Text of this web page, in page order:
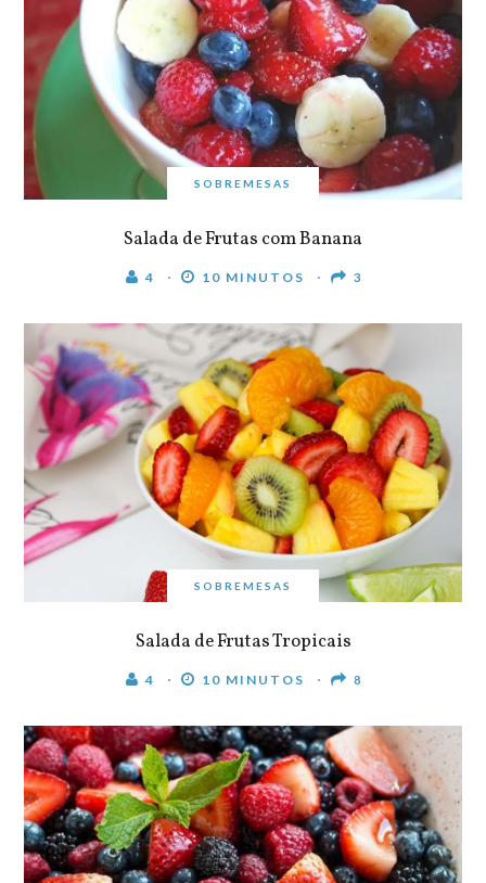
SOBREMESAS
Salada de Frutas com Banana
4 10 MINUTOS 3
SOBREMESAS
Salada de Frutas Tropicais
4 10 MINUTOS 8